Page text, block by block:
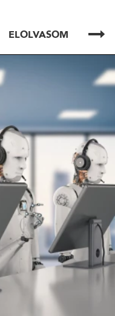
ELOLVASOM